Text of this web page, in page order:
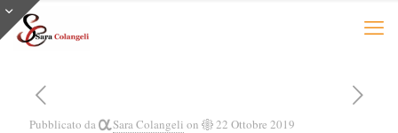
Pubblicato da Sara Colangeli on 22 Ottobre 2019